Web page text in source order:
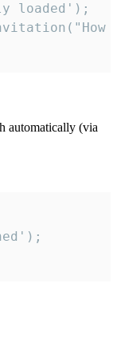
loaded');
automatically (via